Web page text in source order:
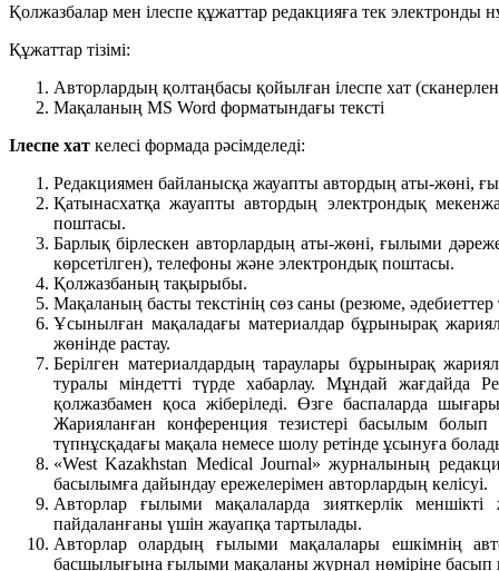
Қолжазбалар мен ілеспе құжаттар редакцияға тек электронды
Құжаттар тізімі:
Авторлардың қолтаңбасы қойылған ілеспе хат
Мақаланың MS Word форматындағы тексті
Ілеспе хат келесі формада рәсімделеді:
Редакциямен байланысқа жауапты автордың аты-жөні,
Қатынасхатқа жауапты автордың электрондық
поштасы.
Барлық бірлескен авторлардың аты-жөні, ғылыми
көрсетілген), телефоны және электрондық поштасы.
Қолжазбаның тақырыбы.
Мақаланың басты текстінің сөз саны (резюме, әдебиеттер
Ұсынылған мақаладағы материалдар бұрынырақ
жөнінде растау.
Берілген материалдардың тараулары бұрынырақ
туралы міндетті түрде хабарлау. Мұндай жағдайда
қолжазбамен қоса жіберіледі. Өзге баспаларда
Жарияланған конференция тезистері басылым
түпнұсқадағы мақала немесе шолу ретінде ұсынуға
«West Kazakhstan Medical Journal» журналының
басылымға дайындау ережелерімен авторлардың келісуі.
Авторлар ғылыми мақалаларда зияткерлік
пайдаланғаны үшін жауапқа тартылады.
Авторлар олардың ғылыми мақалалары ешкімнің
басшылығына ғылыми мақаланы журнал нөміріне басып